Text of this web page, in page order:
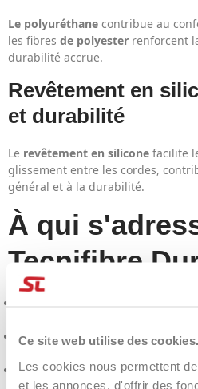
Ce site web utilise des cookies.
Les cookies nous permettent
et les annonces, d'offrir des
Le polyuréthane contribue au
les fibres de polyester renforcent
durabilité accrue.
Revêtement en
et durabilité
Le revêtement en silicone facilite
glissement entre les cordes,
général et à la durabilité.
À qui
Tecnifibre
Qui souhaite un multifilament
Compétiteurs de club